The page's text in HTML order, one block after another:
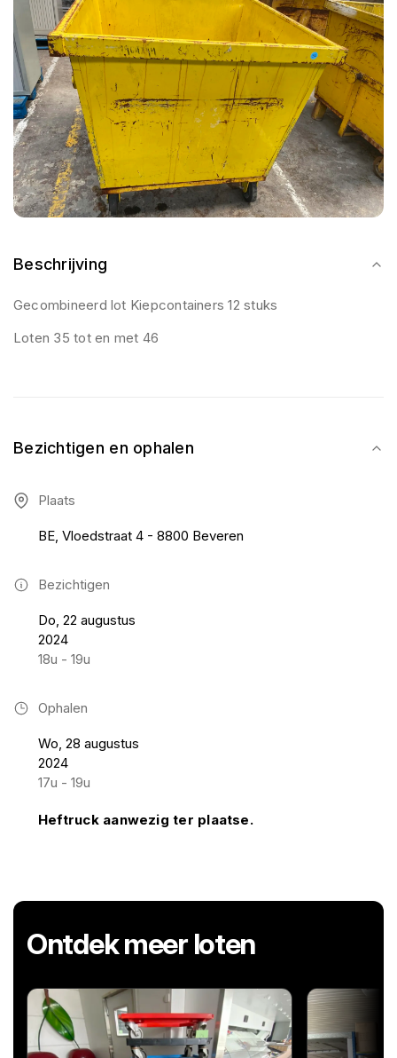
Beschrijving
Gecombineerd lot Kiepcontainers 12 stuks
Loten 35 tot en met 46
Bezichtigen en ophalen
Plaats
BE, Vloedstraat 4 - 8800 Beveren
Bezichtigen
Do, 22 augustus
2024
18u - 19u
Ophalen
Wo, 28 augustus
2024
17u - 19u
Heftruck aanwezig ter plaatse.
Ontdek meer loten